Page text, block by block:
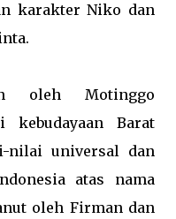
karakter Niko dan
oleh Motinggo
kebudayaan Barat
nilai universal dan
atas nama
oleh Firman dan